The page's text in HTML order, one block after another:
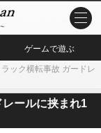
ゲームで遊ぶ
ック横転事故 ガードレ
ールに挟まれ1